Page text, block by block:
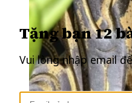
Tặng bạn 12
Vui lòng nhập email